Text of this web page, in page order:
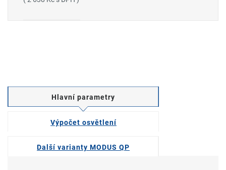
Hlavní parametry
Výpočet osvětlení
Další varianty MODUS QP